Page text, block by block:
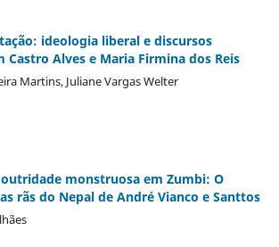
ideologia liberal e discursos
Castro Alves e Maria Firmina dos Reis
Martins, Juliane Vargas Welter
monstruosa em Zumbi: O
rãs do Nepal de André Vianco e Santtos